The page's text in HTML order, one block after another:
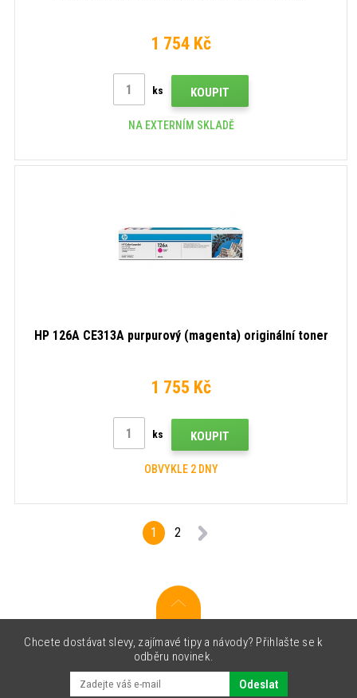
1 754 Kč
ks KOUPIT
NA EXTERNÍM SKLADĚ
HP 126A CE313A purpurový (magenta) originální toner
1 755 Kč
ks KOUPIT
OBVYKLE 2 DNY
1 2
Chcete dostávat slevy, zajímavé tipy a návody? Přihlašte se k
odběru novinek.
Odeslat